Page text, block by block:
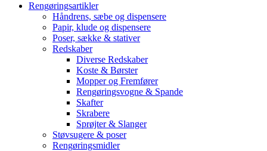
Rengøringsartikler
Håndrens, sæbe og dispensere
Papir, klude og dispensere
Poser, sække & stativer
Redskaber
Diverse Redskaber
Koste & Børster
Mopper og Fremfører
Rengøringsvogne & Spande
Skafter
Skrabere
Sprøjter & Slanger
Støvsugere & poser
Rengøringsmidler